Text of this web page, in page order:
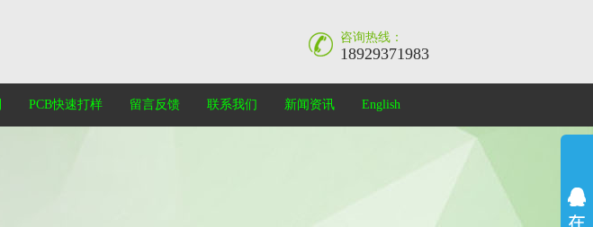
咨询热线：
18929371983
PCB快速打样 留言反馈 联系我们 新闻资讯 English